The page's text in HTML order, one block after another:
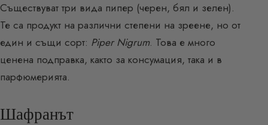
Съществуват три вида пипер (черен, бял и зелен).
Те са продукт на различни степени на зреене, но от
един и същи сорт: Piper Nigrum. Това е много
ценена подправка, както за консумация, така и в
парфюмерията.
Шафранът